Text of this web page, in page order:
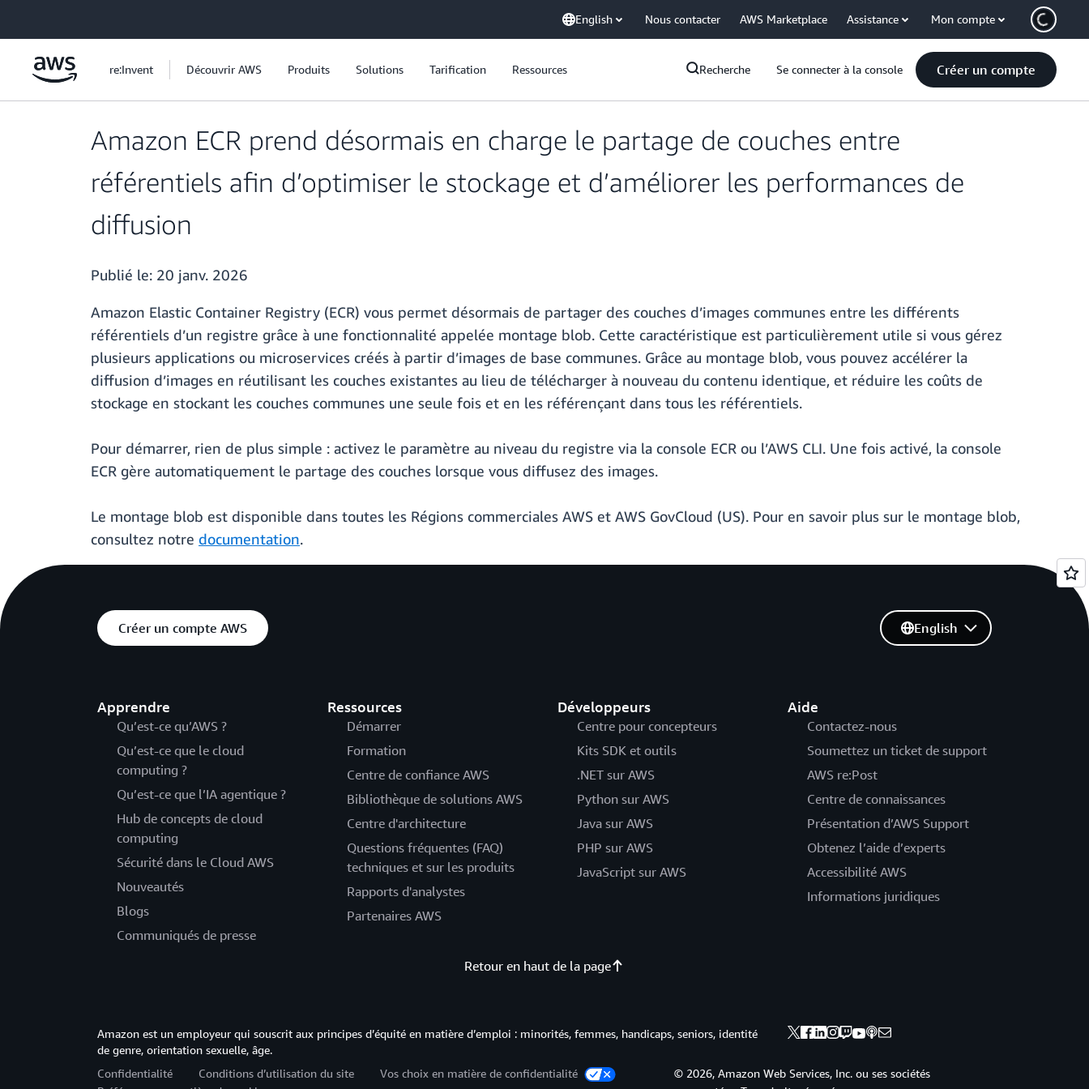
English Nous contacter AWS Marketplace Assistance Mon compte
re:Invent Découvrir AWS Produits Solutions Tarification Ressources Recherche Se connecter à la console Créer un compte
Amazon ECR prend désormais en charge le partage de couches entre
référentiels afin d’optimiser le stockage et d’améliorer les performances de
diffusion
Publié le: 20 janv. 2026
Amazon Elastic Container Registry (ECR) vous permet désormais de partager des couches d’images communes entre les différents
référentiels d’un registre grâce à une fonctionnalité appelée montage blob. Cette caractéristique est particulièrement utile si vous gérez
plusieurs applications ou microservices créés à partir d’images de base communes. Grâce au montage blob, vous pouvez accélérer la
diffusion d’images en réutilisant les couches existantes au lieu de télécharger à nouveau du contenu identique, et réduire les coûts de
stockage en stockant les couches communes une seule fois et en les référençant dans tous les référentiels.
Pour démarrer, rien de plus simple : activez le paramètre au niveau du registre via la console ECR ou l’AWS CLI. Une fois activé, la console
ECR gère automatiquement le partage des couches lorsque vous diffusez des images.
Le montage blob est disponible dans toutes les Régions commerciales AWS et AWS GovCloud (US). Pour en savoir plus sur le montage blob,
consultez notre documentation.
Créer un compte AWS
Apprendre
Qu’est-ce qu’AWS ?
Qu’est-ce que le cloud
computing ?
Qu’est-ce que l’IA agentique ?
Hub de concepts de cloud
computing
Sécurité dans le Cloud AWS
Nouveautés
Blogs
Communiqués de presse
Ressources
Démarrer
Formation
Centre de confiance AWS
Bibliothèque de solutions AWS
Centre d'architecture
Questions fréquentes (FAQ)
techniques et sur les produits
Rapports d'analystes
Partenaires AWS
Développeurs
Centre pour concepteurs
Kits SDK et outils
.NET sur AWS
Python sur AWS
Java sur AWS
PHP sur AWS
JavaScript sur AWS
Aide
Contactez-nous
Soumettez un ticket de support
AWS re:Post
Centre de connaissances
Présentation d’AWS Support
Obtenez l’aide d’experts
Accessibilité AWS
Informations juridiques
English
Retour en haut de la page
Amazon est un employeur qui souscrit aux principes d’équité en matière d’emploi : minorités, femmes, handicaps, seniors, identité
de genre, orientation sexuelle, âge.
Confidentialité
Conditions d’utilisation du site
Vos choix en matière de confidentialité
© 2026, Amazon Web Services, Inc. ou ses sociétés